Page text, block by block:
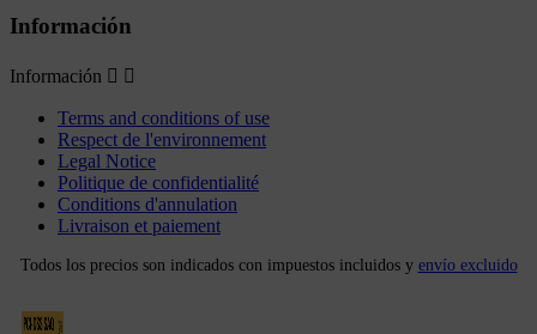
Información
Información  
Terms and conditions of use
Respect de l'environnement
Legal Notice
Politique de confidentialité
Conditions d'annulation
Livraison et paiement
Todos los precios son indicados con impuestos incluidos y envío excluido